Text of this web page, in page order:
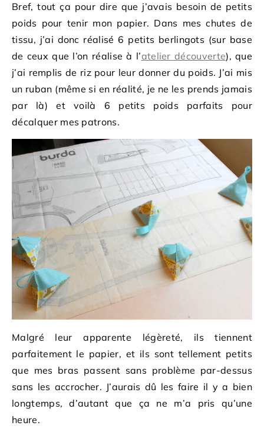
Bref, tout ça pour dire que j’avais besoin de petits
poids pour tenir mon papier. Dans mes chutes de
tissu, j’ai donc réalisé 6 petits berlingots (sur base
de ceux que l’on réalise à l’atelier découverte), que
j’ai remplis de riz pour leur donner du poids. J’ai mis
un ruban (même si en réalité, je ne les prends jamais
par là) et voilà 6 petits poids parfaits pour
décalquer mes patrons.
Malgré leur apparente légèreté, ils tiennent
parfaitement le papier, et ils sont tellement petits
que mes bras passent sans problème par-dessus
sans les accrocher. J’aurais dû les faire il y a bien
longtemps, d’autant que ça ne m’a pris qu’une
heure.